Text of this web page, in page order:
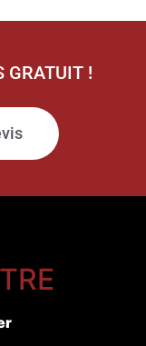
GRATUIT !